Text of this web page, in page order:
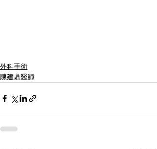
外科手術
陳建鼎醫師